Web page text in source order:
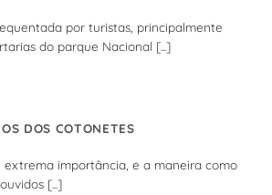
por turistas, principalmente
do parque Nacional [...]
DOS COTONETES
extrema importância, e a maneira como
[...]